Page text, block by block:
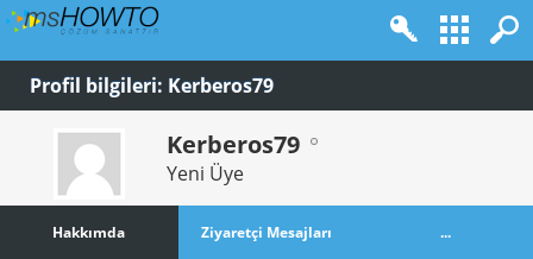
Profil bilgileri: Kerberos79
Kerberos79
Yeni Üye
Hakkımda Ziyaretçi Mesajları ...